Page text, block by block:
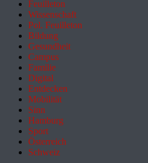
Feuilleton
Wissenschaft
Pol. Feuilleton
Bildung
Gesundheit
Campus
Familie
Digital
Entdecken
Mobilität
Sinn
Hamburg
Sport
Österreich
Schweiz